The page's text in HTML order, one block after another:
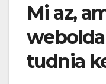
Mi az,
tudnia